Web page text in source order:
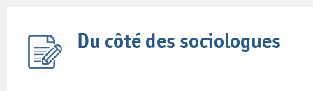
Du côté des sociologues